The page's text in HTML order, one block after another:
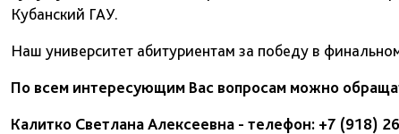
Кубанский ГАУ.
Наш университет абитуриентам за победу в
По всем интересующим Вас вопросам можно
Калитко Светлана Алексеевна - телефон: +7 (918)